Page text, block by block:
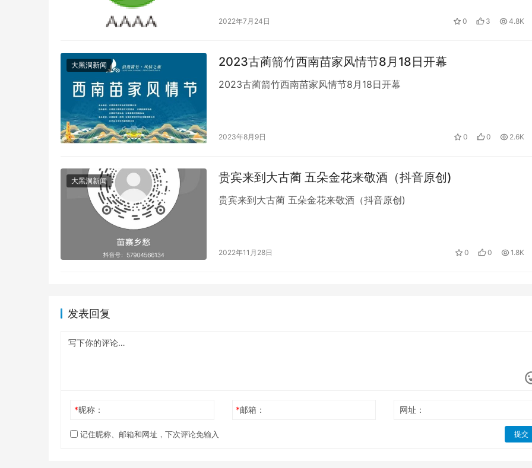
2022年7月24日 0 3 4.8K
大黑洞新闻 2023古蔺箭竹西南苗家风情节8月18日开幕
2023古蔺箭竹西南苗家风情节8月18日开幕
2023年8月9日 0 0 2.6K
大黑洞新闻 贵宾来到大古蔺 五朵金花来敬酒（抖音原创)
贵宾来到大古蔺 五朵金花来敬酒（抖音原创)
2022年11月28日 0 0 1.8K
发表回复
*昵称： *邮箱： 网址：
记住昵称、邮箱和网址，下次评论免输入 提交